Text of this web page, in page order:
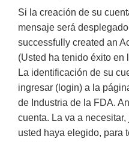
Si la creación de su
mensaje será
successfully created an
(Usted ha tenido éxito en
La identificación de su
ingresar (login) a la
de Industria de la FDA.
cuenta. La va a
usted haya elegido, para